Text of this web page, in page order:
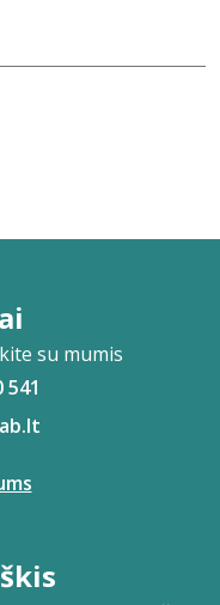
su mumis
541